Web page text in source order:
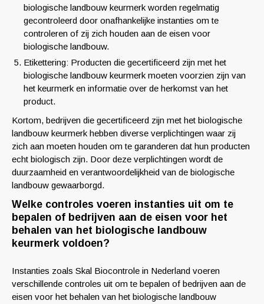
biologische landbouw keurmerk worden regelmatig
gecontroleerd door onafhankelijke instanties om te
controleren of zij zich houden aan de eisen voor
biologische landbouw.
Etikettering: Producten die gecertificeerd zijn met het
biologische landbouw keurmerk moeten voorzien zijn van
het keurmerk en informatie over de herkomst van het
product.
Kortom, bedrijven die gecertificeerd zijn met het biologische
landbouw keurmerk hebben diverse verplichtingen waar zij
zich aan moeten houden om te garanderen dat hun producten
echt biologisch zijn. Door deze verplichtingen wordt de
duurzaamheid en verantwoordelijkheid van de biologische
landbouw gewaarborgd.
Welke controles voeren instanties uit om te
bepalen of bedrijven aan de eisen voor het
behalen van het biologische landbouw
keurmerk voldoen?
Instanties zoals Skal Biocontrole in Nederland voeren
verschillende controles uit om te bepalen of bedrijven aan de
eisen voor het behalen van het biologische landbouw